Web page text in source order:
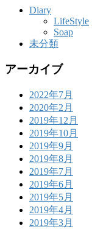
Diary
LifeStyle
Soap
未分類
アーカイブ
2022年7月
2020年2月
2019年12月
2019年10月
2019年9月
2019年8月
2019年7月
2019年6月
2019年5月
2019年4月
2019年3月